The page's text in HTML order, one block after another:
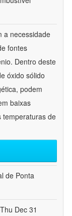
a necessidade
fontes
Dentro deste
óxido sólido
podem
baixas
temperaturas de
de Ponta
Dec 31